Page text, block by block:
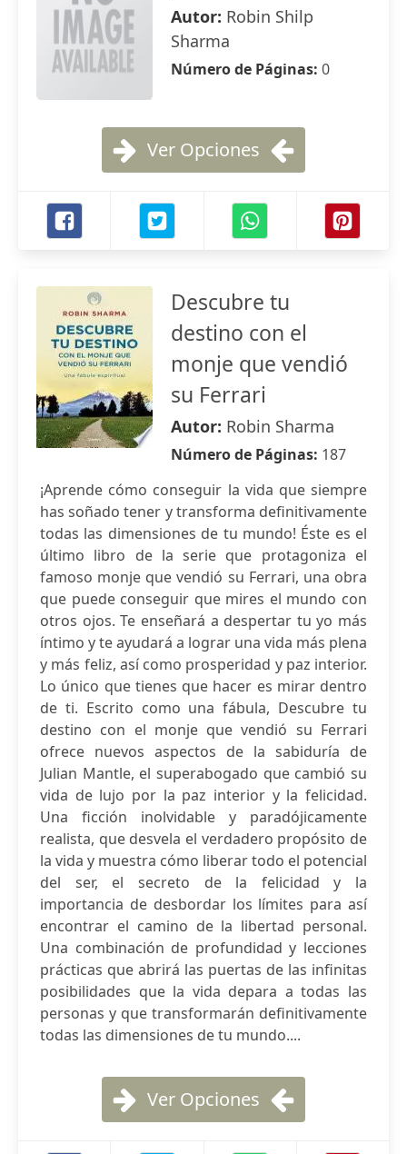
Autor: Robin Shilp
Sharma
Número de Páginas: 0
Ver Opciones
Descubre tu
destino con el
monje que vendió
su Ferrari
Autor: Robin Sharma
Número de Páginas: 187
¡Aprende cómo conseguir la vida que siempre
has soñado tener y transforma definitivamente
todas las dimensiones de tu mundo! Éste es el
último libro de la serie que protagoniza el
famoso monje que vendió su Ferrari, una obra
que puede conseguir que mires el mundo con
otros ojos. Te enseñará a despertar tu yo más
íntimo y te ayudará a lograr una vida más plena
y más feliz, así como prosperidad y paz interior.
Lo único que tienes que hacer es mirar dentro
de ti. Escrito como una fábula, Descubre tu
destino con el monje que vendió su Ferrari
ofrece nuevos aspectos de la sabiduría de
Julian Mantle, el superabogado que cambió su
vida de lujo por la paz interior y la felicidad.
Una ficción inolvidable y paradójicamente
realista, que desvela el verdadero propósito de
la vida y muestra cómo liberar todo el potencial
del ser, el secreto de la felicidad y la
importancia de desbordar los límites para así
encontrar el camino de la libertad personal.
Una combinación de profundidad y lecciones
prácticas que abrirá las puertas de las infinitas
posibilidades que la vida depara a todas las
personas y que transformarán definitivamente
todas las dimensiones de tu mundo....
Ver Opciones